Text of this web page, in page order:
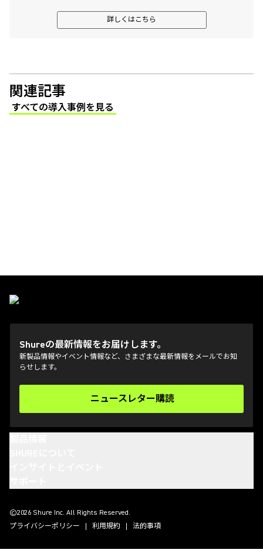
詳しくはこちら
関連記事
すべての導入事例を見る
(Opens in a new tab)
Shureの最新情報をお届けします。
新製品情報やイベント情報など、さまざまな最新情報をメールでお知
らせします。
ニュースレター購読
(Opens in a new tab)
©2026 Shure Inc. All Rights Reserved.
プライバシーポリシー
利用規約 法的事項